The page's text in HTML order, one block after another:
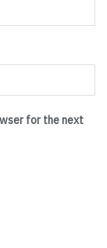
for the next